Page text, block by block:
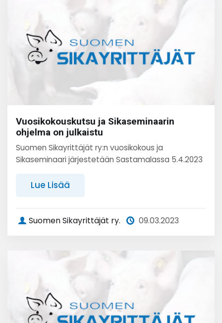
Vuosikokouskutsu ja Sikaseminaarin
ohjelma on julkaistu
Suomen Sikayrittäjät ry:n vuosikokous ja
Sikaseminaari järjestetään Sastamalassa 5.4.2023
Lue Lisää
Suomen Sikayrittäjät ry. 09.03.2023